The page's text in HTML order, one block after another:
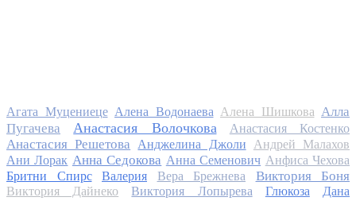
Агата Муцениеце Алена Водонаева Алена Шишкова Алла
Пугачева
Анастасия Волочкова Анастасия Костенко
Анастасия Решетова Анджелина Джоли
Андрей Малахов
Ани Лорак Анна Седокова Анна Семенович Анфиса Чехова
Бритни Спирс
Валерия Вера Брежнева Виктория Боня
Виктория Дайнеко Виктория Лопырева Глюкоза
Дана